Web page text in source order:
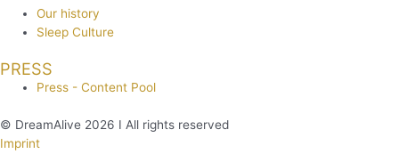
Our history
Sleep Culture
PRESS
Press - Content Pool
© DreamAlive 2026 I All rights reserved
Imprint